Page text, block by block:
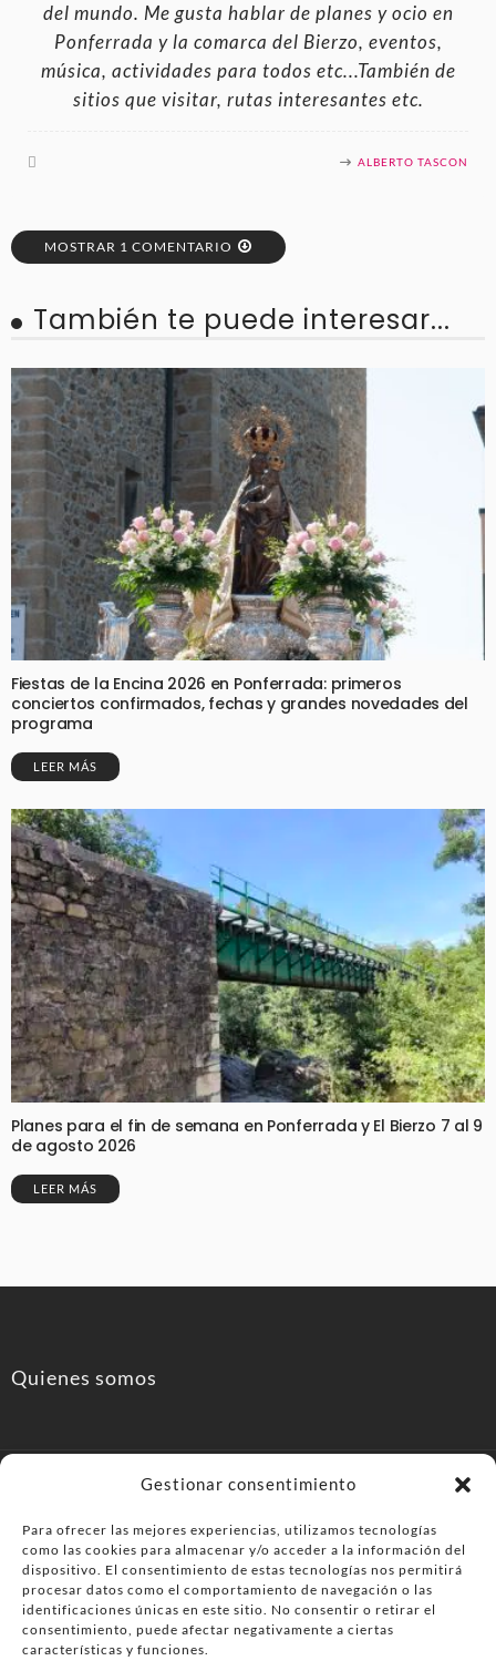
Gestionar consentimiento
Para ofrecer las mejores experiencias, utilizamos tecnologías
como las cookies para almacenar y/o acceder a la información del
dispositivo. El consentimiento de estas tecnologías nos permitirá
procesar datos como el comportamiento de navegación o las
identificaciones únicas en este sitio. No consentir o retirar el
consentimiento, puede afectar negativamente a ciertas
características y funciones.
del mundo. Me gusta hablar de planes y ocio en
Ponferrada y la comarca del Bierzo, eventos,
música, actividades para todos etc...También de
sitios que visitar, rutas interesantes etc.
ALBERTO TASCON
MOSTRAR 1 COMENTARIO
También te puede interesar...
Fiestas de la Encina 2026 en Ponferrada: primeros
conciertos confirmados, fechas y grandes novedades del
programa
LEER MÁS
Planes para el fin de semana en Ponferrada y El Bierzo 7 al 9
de agosto 2026
LEER MÁS
Quienes somos
PonferradaHoy.com
Agenda de eventos y planes en el Bierzo. información,
ocio, cultura y gastronomía en Ponferrada y la